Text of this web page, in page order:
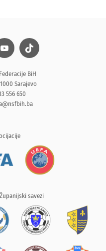
BiH
Sarajevo
556 650
savezi